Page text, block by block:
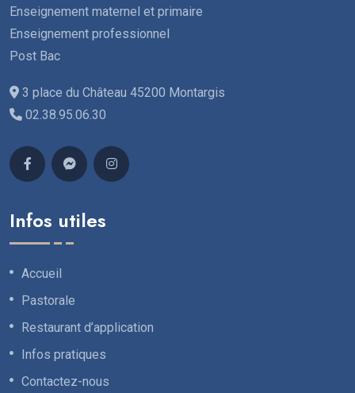
Enseignement maternel et primaire
Enseignement professionnel
Post Bac
3 place du Château 45200 Montargis
02.38.95.06.30
Infos utiles
Accueil
Pastorale
Restaurant d’application
Infos pratiques
Contactez-nous